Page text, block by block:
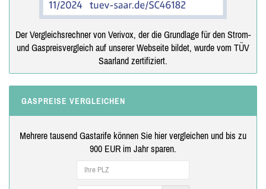
Der Vergleichsrechner von Verivox, der die Grundlage für den Strom-
und Gaspreisvergleich auf unserer Webseite bildet, wurde vom TÜV
Saarland zertifiziert.
GASPREISE VERGLEICHEN
Mehrere tausend Gastarife können Sie hier vergleichen und bis zu
900 EUR im Jahr sparen.